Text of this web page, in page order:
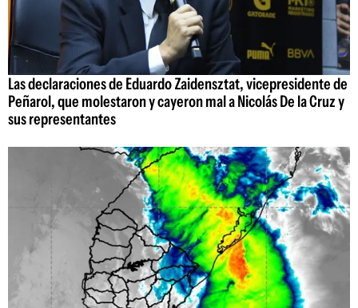
Las declaraciones de Eduardo Zaidensztat, vicepresidente de
Peñarol, que molestaron y cayeron mal a Nicolás De la Cruz y
sus representantes